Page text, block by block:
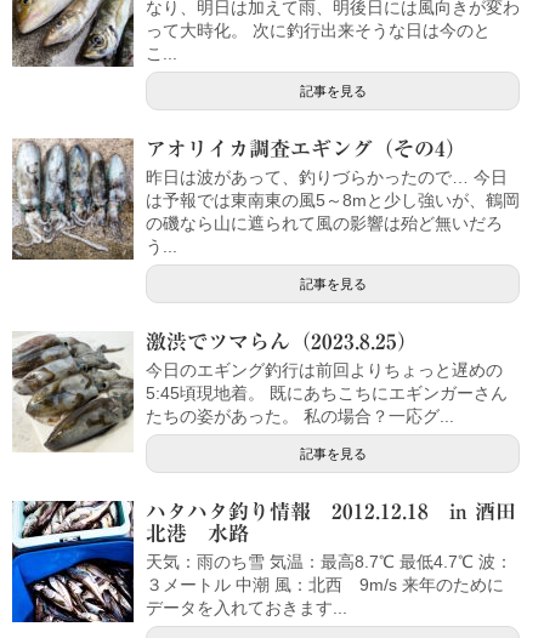
なり、明日は加えて雨、明後日には風向きが変わ
って大時化。 次に釣行出来そうな日は今のと
こ...
記事を見る
アオリイカ調査エギング（その4）
昨日は波があって、釣りづらかったので… 今日
は予報では東南東の風5～8mと少し強いが、鶴岡
の磯なら山に遮られて風の影響は殆ど無いだろ
う...
記事を見る
激渋でツマらん（2023.8.25）
今日のエギング釣行は前回よりちょっと遅めの
5:45頃現地着。 既にあちこちにエギンガーさん
たちの姿があった。 私の場合？一応グ...
記事を見る
ハタハタ釣り情報 2012.12.18 in 酒田
北港 水路
天気：雨のち雪 気温：最高8.7℃ 最低4.7℃ 波：
３メートル 中潮 風：北西 9m/s 来年のために
データを入れておきます...